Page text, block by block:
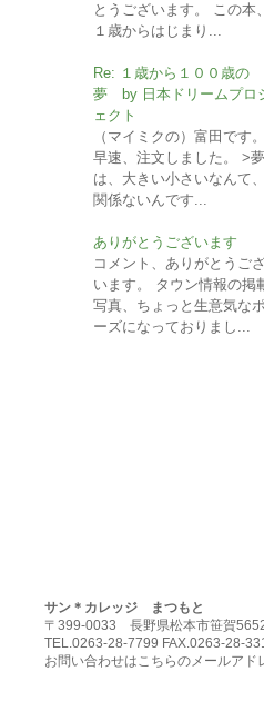
とうございます。 この本、
１歳からはじまり...
Re: １歳から１００歳の
夢 by 日本ドリームプロ
ェクト
（マイミクの）富田です。
早速、注文しました。 >夢
は、大きい小さいなんて、
関係ないんです...
ありがとうございます
コメント、ありがとうご
います。 タウン情報の掲
写真、ちょっと生意気なポ
ーズになっておりまし...
サン＊カレッジ まつもと
〒399-0033 長野県松本市笹賀
TEL.0263-28-7799 FAX.0263-28-
お問い合わせはこちらのメールア